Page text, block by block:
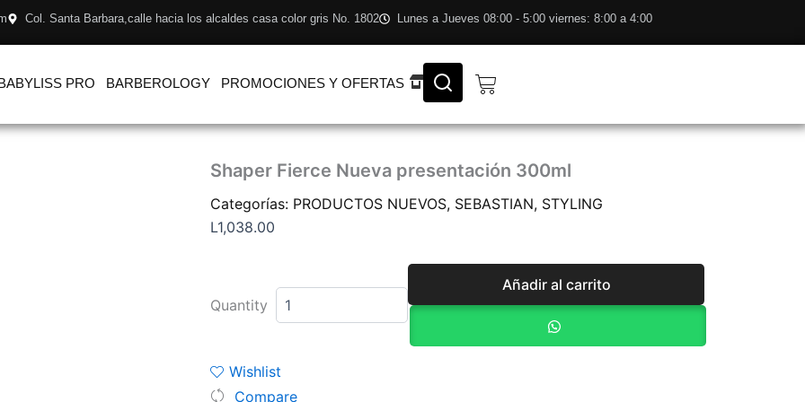
Col. Santa Barbara,calle hacia los alcaldes casa color gris No. 1802 Lunes a Jueves 08:00 - 5:00 viernes: 8:00 a 4:00
PRO BARBEROLOGY PROMOCIONES Y OFERTAS Cart
Shaper Fierce Nueva presentación 300ml
Categorías: PRODUCTOS NUEVOS, SEBASTIAN, STYLING
L1,038.00
Quantity
Fierce
Nueva
presentación
Añadir al carrito
Wishlist
Compare